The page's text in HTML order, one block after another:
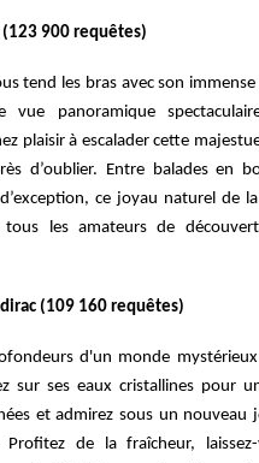
900 requêtes)
tend les bras avec son
vue panoramique
plaisir à escalader cette
d’oublier. Entre balades en
ce joyau naturel de
tous les amateurs de
(109 160 requêtes)
d'un monde
sur ses eaux cristallines pour
et admirez sous un
de la fraîcheur,